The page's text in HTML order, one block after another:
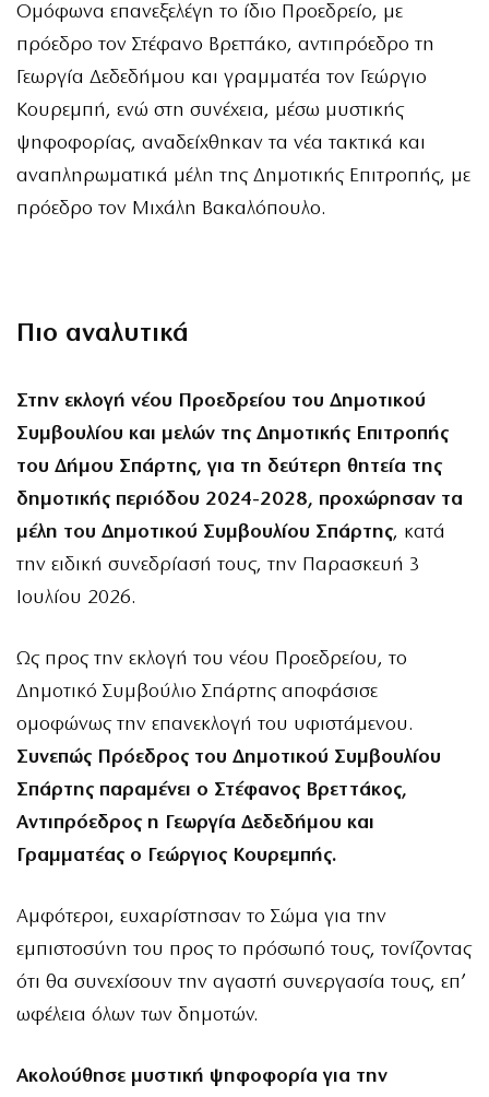
Ομόφωνα επανεξελέγη το ίδιο Προεδρείο, με
πρόεδρο τον Στέφανο Βρεττάκο, αντιπρόεδρο τη
Γεωργία Δεδεδήμου και γραμματέα τον Γεώργιο
Κουρεμπή, ενώ στη συνέχεια, μέσω μυστικής
ψηφοφορίας, αναδείχθηκαν τα νέα τακτικά και
αναπληρωματικά μέλη της Δημοτικής Επιτροπής, με
πρόεδρο τον Μιχάλη Βακαλόπουλο.
Πιο αναλυτικά
Στην εκλογή νέου Προεδρείου του Δημοτικού
Συμβουλίου και μελών της Δημοτικής Επιτροπής
του Δήμου Σπάρτης, για τη δεύτερη θητεία της
δημοτικής περιόδου 2024-2028, προχώρησαν τα
μέλη του Δημοτικού Συμβουλίου Σπάρτης, κατά
την ειδική συνεδρίασή τους, την Παρασκευή 3
Ιουλίου 2026.
Ως προς την εκλογή του νέου Προεδρείου, το
Δημοτικό Συμβούλιο Σπάρτης αποφάσισε
ομοφώνως την επανεκλογή του υφιστάμενου.
Συνεπώς Πρόεδρος του Δημοτικού Συμβουλίου
Σπάρτης παραμένει ο Στέφανος Βρεττάκος,
Αντιπρόεδρος η Γεωργία Δεδεδήμου και
Γραμματέας ο Γεώργιος Κουρεμπής.
Αμφότεροι, ευχαρίστησαν το Σώμα για την
εμπιστοσύνη του προς το πρόσωπό τους, τονίζοντας
ότι θα συνεχίσουν την αγαστή συνεργασία τους, επ’
ωφέλεια όλων των δημοτών.
Ακολούθησε μυστική ψηφοφορία για την